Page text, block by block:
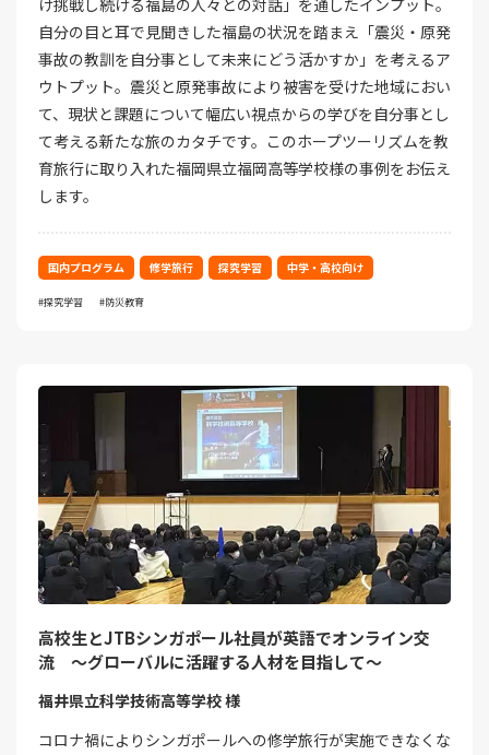
け挑戦し続ける福島の人々との対話」を通したインプット。
自分の目と耳で見聞きした福島の状況を踏まえ「震災・原発
事故の教訓を自分事として未来にどう活かすか」を考えるア
ウトプット。震災と原発事故により被害を受けた地域におい
て、現状と課題について幅広い視点からの学びを自分事とし
て考える新たな旅のカタチです。このホープツーリズムを教
育旅行に取り入れた福岡県立福岡高等学校様の事例をお伝え
します。
国内プログラム 修学旅行 探究学習 中学・高校向け
探究学習 防災教育
高校生とJTBシンガポール社員が英語でオンライン交
流 ～グローバルに活躍する人材を目指して～
福井県立科学技術高等学校 様
コロナ禍によりシンガポールへの修学旅行が実施できなくな